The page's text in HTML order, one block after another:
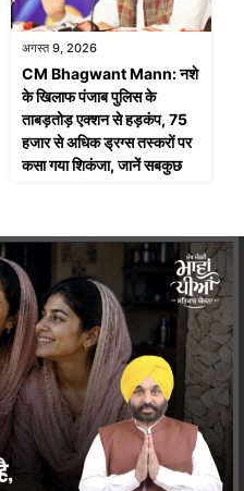
अगस्त 9, 2026
CM Bhagwant Mann: नशे
के खिलाफ पंजाब पुलिस के
ताबड़तोड़ एक्शन से हड़कंप, 75
हजार से अधिक ड्रग्स तस्करों पर
कसा गया शिकंजा, जानें सबकुछ